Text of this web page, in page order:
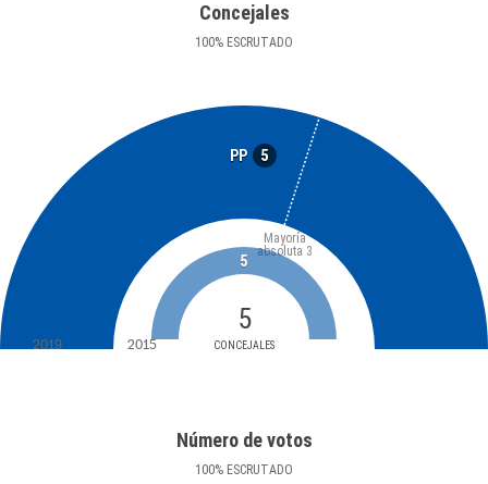
Concejales
100% ESCRUTADO
PP 5
5
CONCEJALES
Mayoría
absoluta 3
5
2019 2015
Número de votos
100% ESCRUTADO